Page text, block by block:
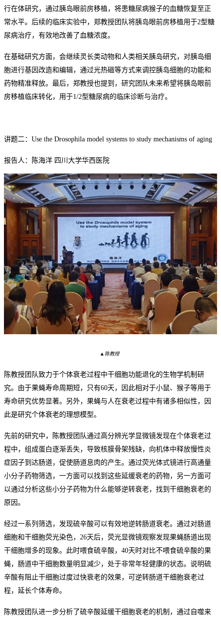
行在体研究，通过胰岛眼前房移植，将患糖尿病猴子的血糖恢复至 正
常水平。 后续的 临床实验中 ，郑教授团队将胰岛眼前房移植用于2型糖
尿病治疗，有效地改善 了 血糖浓度。
在基础研究方面，会继续灵长类动物和人类相关胰岛研究，对胰岛细
胞进行基因改造和编辑，通过光热磁等方式来调控胰岛细胞的功能和
药物精准释放。 最后，郑教授也提到，研究团队未来希望将胰岛眼前
房移植临床转化，用于1/2型糖尿病的 临床诊断与治疗。
讲题二： Use the Drosophila model systems to study mechanisms of aging
报告人：陈海洋 四川大学华西医院
▲陈教授
陈教授团队致力于个体衰老过程中干细胞功能退化的生物学机制研
究。由于果蝇寿命周期短，只有60天， 因此相对于小鼠、猴子等用于
寿命研究优势显著。另外，果蝇与人在衰老过程中有诸多相似性，
因
此是研究个体衰老的理想模型。
先前的研究中，陈教授团队通过高分辨光学显微镜发现在个体衰老过
程中，组成蛋白逐渐丢失，导致核膜骨架残缺，向机体中释放慢性炎
症因子到达肠道，促使肠道息肉的产生。通过荧光体式镜进行高通量
小分子药物筛选，一方面可以找到这些延缓衰老的药物，另一方面可
以通过分析这些小分子药物为什么能够逆转衰老，找到干细胞衰老的
原因。
经过一系列筛选，发现硫辛酸可以有效地逆转肠道衰老。通过对肠道
细胞和干细胞荧光染色， 26天后，荧光显微镜观察发现果蝇肠道出现
干细胞增多的现象。 此时喂食硫辛酸， 40天时对比不喂食硫辛酸的果
蝇，肠道中干细胞数量明显减少，处于非常年轻健康的状态。 说明硫
辛酸有阻止干细胞过度过快衰老的效果， 可逆转肠道干细胞衰老过
程，延长个体寿命。
陈教授团队进一步分析了硫辛酸延缓干细胞衰老的机制，通过自噬来